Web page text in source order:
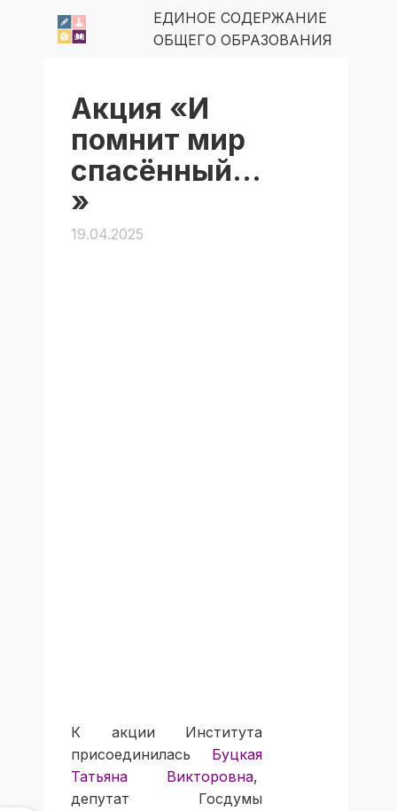
ЕДИНОЕ СОДЕРЖАНИЕ
ОБЩЕГО ОБРАЗОВАНИЯ
Акция «И
помнит мир
спасённый…
»
19.04.2025
К акции Института
присоединилась Буцкая
Татьяна Викторовна,
депутат Госдумы